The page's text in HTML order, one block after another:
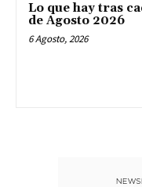
Lo que hay tras
de Agosto 2026
6 Agosto, 2026